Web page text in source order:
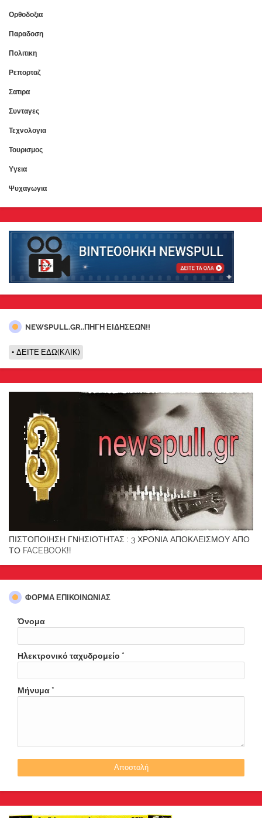
Ορθοδοξια
Παραδοση
Πολιτικη
Ρεπορταζ
Σατιρα
Συνταγες
Τεχνολογια
Τουρισμος
Υγεια
Ψυχαγωγια
NEWSPULL.GR..ΠΗΓΗ ΕΙΔΗΣΕΩΝ!!
ΔΕΙΤΕ ΕΔΩ(ΚΛΙΚ)
ΠΙΣΤΟΠΟΙΗΣΗ ΓΝΗΣΙΟΤΗΤΑΣ : 3 ΧΡΟΝΙΑ ΑΠΟΚΛΕΙΣΜΟΥ ΑΠΟ
ΤΟ FACEBOOK!!
ΦΌΡΜΑ ΕΠΙΚΟΙΝΩΝΊΑΣ
Όνομα
Ηλεκτρονικό ταχυδρομείο *
Μήνυμα *